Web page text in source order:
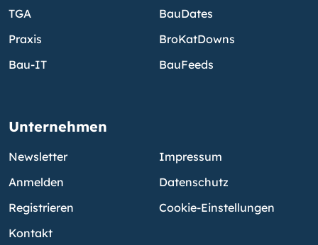
TGA
Praxis
Bau-IT
BauDates
BroKatDowns
BauFeeds
Unternehmen
Newsletter
Anmelden
Registrieren
Kontakt
Impressum
Datenschutz
Cookie-Einstellungen